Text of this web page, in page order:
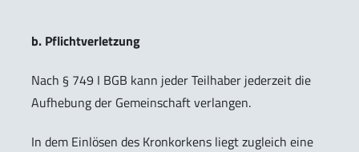
b. Pflichtverletzung
Nach § 749 I BGB kann jeder Teilhaber jederzeit die
Aufhebung der Gemeinschaft verlangen.
In dem Einlösen des Kronkorkens liegt zugleich eine